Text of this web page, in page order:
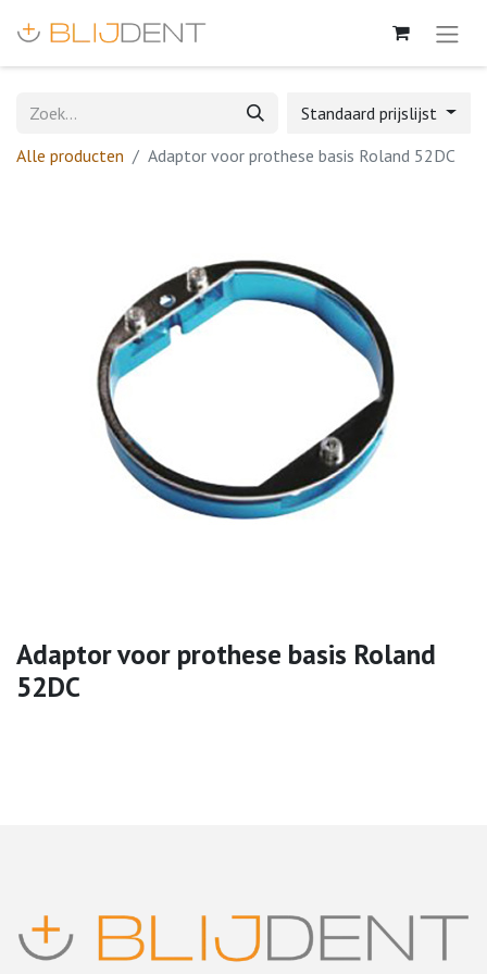
Standaard prijslijst
Alle producten
Adaptor voor prothese basis Roland 52DC
Adaptor voor prothese basis Roland
52DC